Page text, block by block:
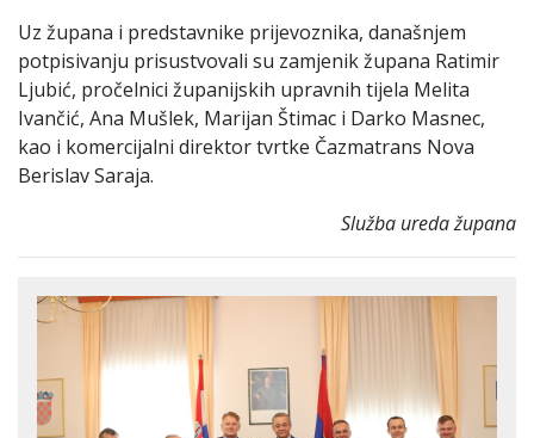
Uz župana i predstavnike prijevoznika, današnjem
potpisivanju prisustvovali su zamjenik župana Ratimir
Ljubić, pročelnici županijskih upravnih tijela Melita
Ivančić, Ana Mušlek, Marijan Štimac i Darko Masnec,
kao i komercijalni direktor tvrtke Čazmatrans Nova
Berislav Saraja.
Služba ureda župana